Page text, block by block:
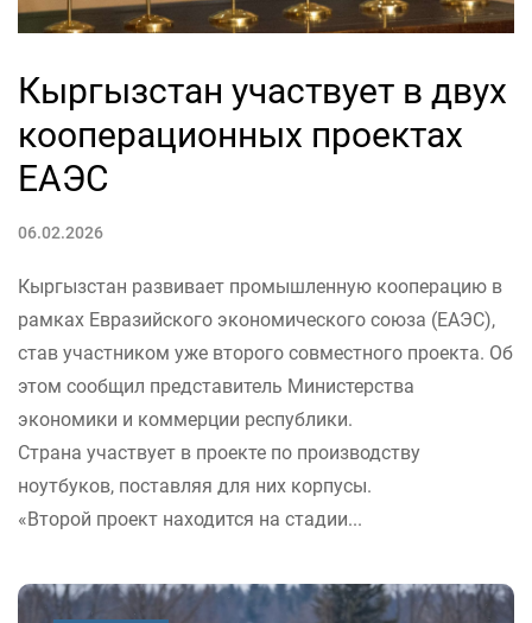
Кыргызстан участвует в двух
кооперационных проектах
ЕАЭС
06.02.2026
Кыргызстан развивает промышленную кооперацию в
рамках Евразийского экономического союза (ЕАЭС),
став участником уже второго совместного проекта. Об
этом сообщил представитель Министерства
экономики и коммерции республики.
Страна участвует в проекте по производству
ноутбуков, поставляя для них корпусы.
«Второй проект находится на стадии...